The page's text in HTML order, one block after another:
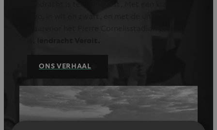
ONS VERHAAL